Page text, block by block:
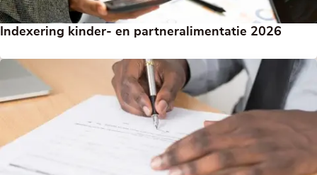
Indexering kinder- en partneralimentatie 2026